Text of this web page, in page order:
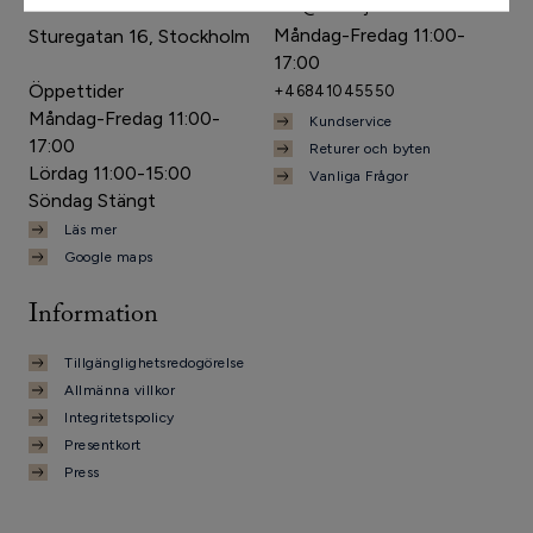
Sturegatan 16, Stockholm
Öppettider
Måndag-Fredag 11:00-
17:00
Lördag 11:00-15:00
Söndag Stängt
Läs mer
Google maps
info@stinaaj.se
Måndag-Fredag 11:00-
17:00
+46841045550
Kundservice
Returer och byten
Vanliga Frågor
Information
Tillgänglighetsredogörelse
Allmänna villkor
Integritetspolicy
Presentkort
Press